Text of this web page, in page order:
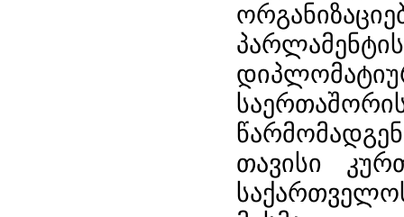
თავისი